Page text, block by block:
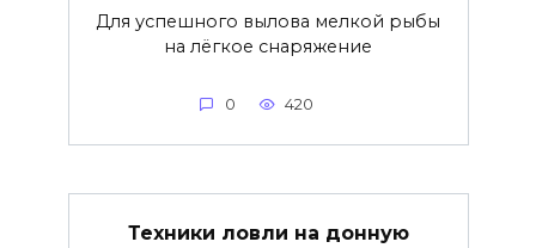
Для успешного вылова мелкой рыбы
на лёгкое снаряжение
0 420
Техники ловли на донную